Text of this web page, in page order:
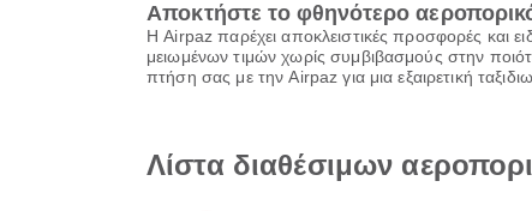
Αποκτήστε το φθηνότερο
Η Airpaz παρέχει αποκλειστικές προσφορές και
μειωμένων τιμών χωρίς συμβιβασμούς στην
πτήση σας με την Airpaz για μια εξαιρετική
Λίστα διαθέσιμων